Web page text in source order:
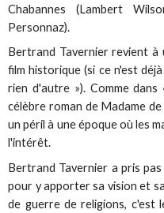
Chabannes (Lambert
Personnaz).
Bertrand Tavernier revient à
film historique (si ce n'est
rien d'autre »). Comme dans
célèbre roman de Madame
un péril à une époque où les
l'intérêt.
Bertrand Tavernier a pris
pour y apporter sa vision et
de guerre de religions, c'est